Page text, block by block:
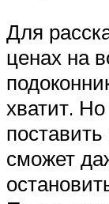
Для
ценах на
хватит.
сможет